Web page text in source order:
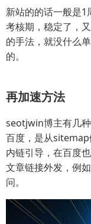
新站的的话一般是1
考核期，稳定了，
的手法，就没什么
的。
再加速方法
seotjwin博主有几
百度，是从
内链引导，在百度
文章链接外发，例
问。